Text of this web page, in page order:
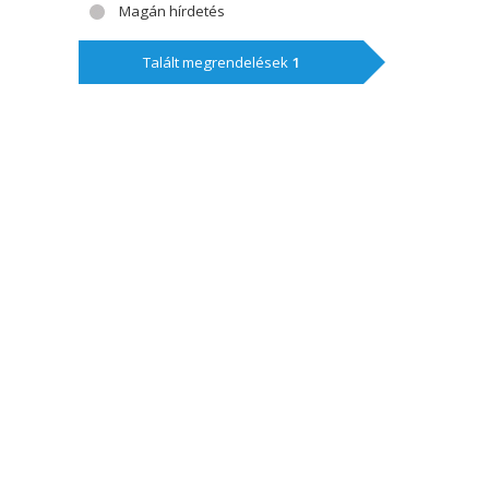
Magán hírdetés
Talált megrendelések 1